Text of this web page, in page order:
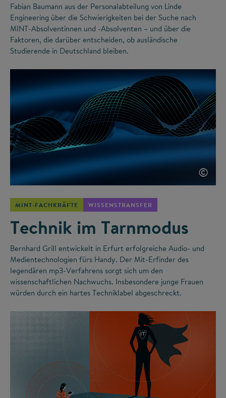
Fabian Baumann aus der Personalabteilung von Linde
Engineering über die Schwierigkeiten bei der Suche nach
MINT-Absolventinnen und -Absolventen – und über die
Faktoren, die darüber entscheiden, ob ausländische
Studierende in Deutschland bleiben.
©
MINT-FACHKRÄFTE WISSENSTRANSFER
Technik im Tarnmodus
Bernhard Grill entwickelt in Erfurt erfolgreiche Audio- und
Medientechnologien fürs Handy. Der Mit-Erfinder des
legendären mp3-Verfahrens sorgt sich um den
wissenschaftlichen Nachwuchs. Insbesondere junge Frauen
würden durch ein hartes Techniklabel abgeschreckt.